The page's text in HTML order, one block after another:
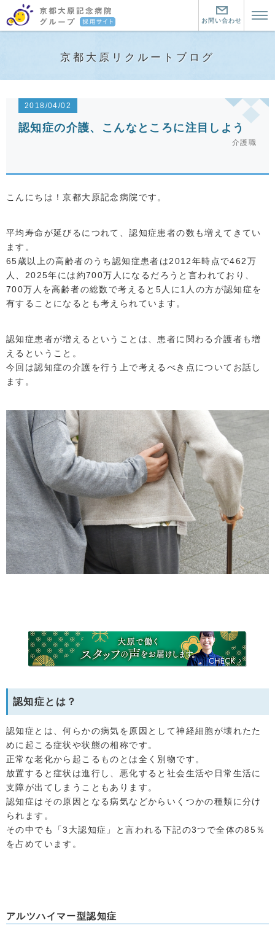
お問い合わせ
京都大原記念病院グループの魅力
暮らす町について
暮らす町について
働く環境について
看護師
大原の看護師の仕事
介護職
介護職
大原の介護職の仕事
先輩に聞く
セラピスト
セラピスト
大原のセラピストの仕事
セラピスト教育
先輩に聞く
お問い合わせ・資料請求
中途採用はこちら
アクセス
サイトマップ
オフィシャルサイトへ
京都大原リクルートブログ
2018/04/02
認知症の介護、こんなところに注目しよう
介護職
こんにちは！京都大原記念病院です。
平均寿命が延びるにつれて、認知症患者の数も増えてきてい
ます。
65歳以上の高齢者のうち認知症患者は2012年時点で462万
人、2025年には約700万人になるだろうと言われており、
700万人を高齢者の総数で考えると5人に1人の方が認知症を
有することになるとも考えられています。
認知症患者が増えるということは、患者に関わる介護者も増
えるということ。
今回は認知症の介護を行う上で考えるべき点についてお話し
ます。
認知症とは？
認知症とは、何らかの病気を原因として神経細胞が壊れたた
めに起こる症状や状態の相称です。
正常な老化から起こるものとは全く別物です。
放置すると症状は進行し、悪化すると社会生活や日常生活に
支障が出てしまうこともあります。
認知症はその原因となる病気などからいくつかの種類に分け
られます。
その中でも「3大認知症」と言われる下記の3つで全体の85％
を占めています。
アルツハイマー型認知症